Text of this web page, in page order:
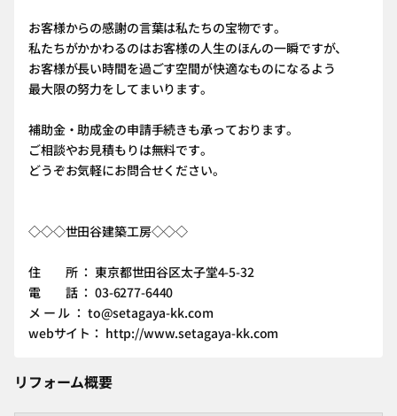
お客様からの感謝の言葉は私たちの宝物です。
私たちがかかわるのはお客様の人生のほんの一瞬ですが、
お客様が長い時間を過ごす空間が快適なものになるよう
最大限の努力をしてまいります。
補助金・助成金の申請手続きも承っております。
ご相談やお見積もりは無料です。
どうぞお気軽にお問合せください。
◇◇◇世田谷建築工房◇◇◇
住 所 ： 東京都世田谷区太子堂4-5-32
電 話 ： 03-6277-6440
メ ー ル ： to@setagaya-kk.com
webサイト： http://www.setagaya-kk.com
リフォーム概要